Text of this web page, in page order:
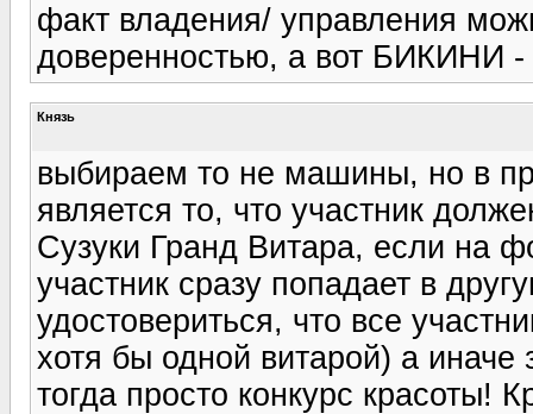
факт владения/ управления
доверенностью, а вот БИКИНИ -
Князь
выбираем то не машины, но в
является то, что участник
Сузуки Гранд Витара, если на
участник сразу попадает в
удостовериться, что все
хотя бы одной витарой) а иначе
тогда просто конкурс красоты!